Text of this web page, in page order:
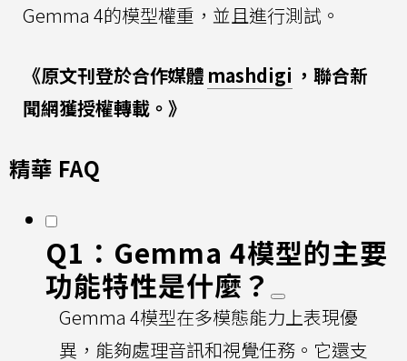
Gemma 4的模型權重，並且進行測試。
《原文刊登於合作媒體 mashdigi ，聯合新
聞網獲授權轉載。》
精華 FAQ
Q1：Gemma 4模型的主要
功能特性是什麼？
Gemma 4模型在多模態能力上表現優
異，能夠處理音訊和視覺任務。它還支